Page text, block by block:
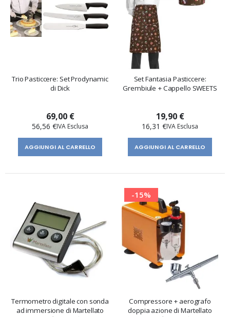
Trio Pasticcere: Set Prodynamic
di Dick
69,00 €
56,56 €
AGGIUNGI AL CARRELLO
Set Fantasia Pasticcere:
Grembiule + Cappello SWEETS
19,90 €
16,31 €
AGGIUNGI AL CARRELLO
Termometro digitale con sonda
ad immersione di Martellato
-15%
Compressore + aerografo
doppia azione di Martellato